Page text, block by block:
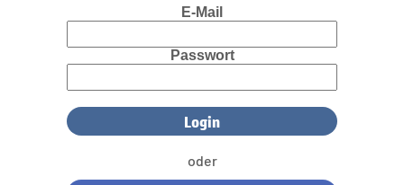
E-Mail
Passwort
oder